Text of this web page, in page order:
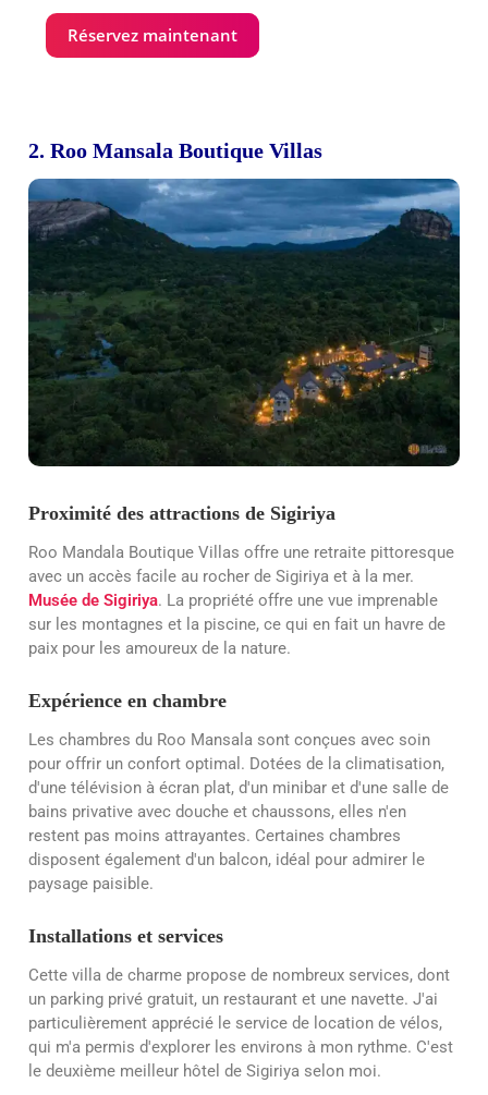
Réservez maintenant
2. Roo Mansala Boutique Villas
Proximité des attractions de Sigiriya
Roo Mandala Boutique Villas offre une retraite pittoresque
avec un accès facile au rocher de Sigiriya et à la mer.
Musée de Sigiriya. La propriété offre une vue imprenable
sur les montagnes et la piscine, ce qui en fait un havre de
paix pour les amoureux de la nature.
Expérience en chambre
Les chambres du Roo Mansala sont conçues avec soin
pour offrir un confort optimal. Dotées de la climatisation,
d'une télévision à écran plat, d'un minibar et d'une salle de
bains privative avec douche et chaussons, elles n'en
restent pas moins attrayantes. Certaines chambres
disposent également d'un balcon, idéal pour admirer le
paysage paisible.
Installations et services
Cette villa de charme propose de nombreux services, dont
un parking privé gratuit, un restaurant et une navette. J'ai
particulièrement apprécié le service de location de vélos,
qui m'a permis d'explorer les environs à mon rythme. C'est
le deuxième meilleur hôtel de Sigiriya selon moi.